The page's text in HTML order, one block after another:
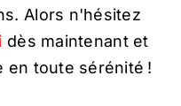
Alors n'hésitez
dès maintenant et
en toute sérénité !